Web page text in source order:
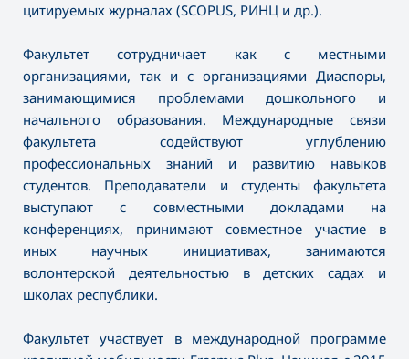
цитируемых журналах (SCOPUS, РИНЦ и др.).
Факультет сотрудничает как с местными
организациями, так и с организациями Диаспоры,
занимающимися проблемами дошкольного и
начального образования. Международные связи
факультета содействуют углублению
профессиональных знаний и развитию навыков
студентов. Преподаватели и студенты факультета
выступают с совместными докладами на
конференциях, принимают совместное участие в
иных научных инициативах, занимаются
волонтерской деятельностью в детских садах и
школах республики.
Факультет участвует в международной программе